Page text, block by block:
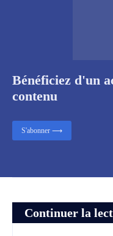
Continuer la
Bénéficiez d'un
contenu
S'abonner ⟶